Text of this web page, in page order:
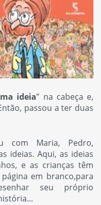
ideia” na cabeça e,
passou a ter duas
com Maria, Pedro,
ideias. Aqui, as ideias
e as crianças têm
em branco,para
seu próprio